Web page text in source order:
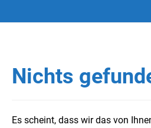
Nichts
Es scheint, dass wir das von